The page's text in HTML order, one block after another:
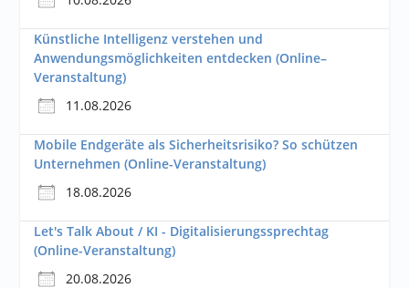
Künstliche Intelligenz verstehen und
Anwendungsmöglichkeiten entdecken (Online–
Veranstaltung)
11.08.2026
Mobile Endgeräte als Sicherheitsrisiko? So schützen
Unternehmen (Online-Veranstaltung)
18.08.2026
Let's Talk About / KI - Digitalisierungssprechtag
(Online-Veranstaltung)
20.08.2026